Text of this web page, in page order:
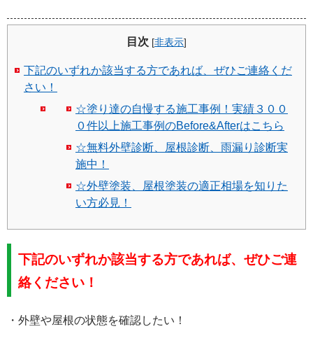
目次 [非表示]
下記のいずれか該当する方であれば、ぜひご連絡くだ
さい！
☆塗り達の自慢する施工事例！実績３００
０件以上施工事例のBefore&Afterはこちら
☆無料外壁診断、屋根診断、雨漏り診断実
施中！
☆外壁塗装、屋根塗装の適正相場を知りた
い方必見！
下記のいずれか該当する方であれば、ぜひご連
絡ください！
・外壁や屋根の状態を確認したい！